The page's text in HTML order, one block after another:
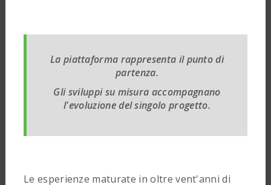
La piattaforma rappresenta il punto di
partenza.
Gli sviluppi su misura accompagnano
l'evoluzione del singolo progetto.
Le esperienze maturate in oltre vent'anni di